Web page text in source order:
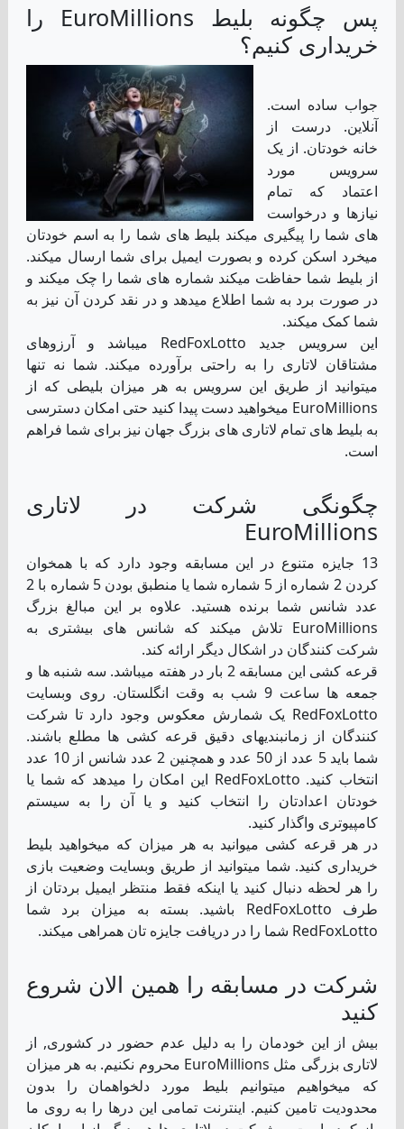
پس چگونه بلیط EuroMillions را
خریداری کنیم؟
جواب ساده است.
آنلاین. درست از
خانه خودتان. از یک
سرویس مورد
اعتماد که تمام
نیازها و درخواست
های شما را پیگیری میکند بلیط های شما را به اسم خودتان
میخرد اسکن کرده و بصورت ایمیل برای شما ارسال میکند.
از بلیط شما حفاظت میکند شماره های شما را چک میکند و
در صورت برد به شما اطلاع میدهد و در نقد کردن آن نیز به
شما کمک میکند.
این سرویس جدید RedFoxLotto میباشد و آرزوهای
مشتاقان لاتاری را به راحتی برآورده میکند. شما نه تنها
میتوانید از طریق این سرویس به هر میزان بلیطی که از
EuroMillions میخواهید دست پیدا کنید حتی امکان دسترسی
به بلیط های تمام لاتاری های بزرگ جهان نیز برای شما فراهم
است.
چگونگی شرکت در لاتاری
EuroMillions
13 جایزه متنوع در این مسابقه وجود دارد که با همخوان
کردن 2 شماره از 5 شماره شما یا منطبق بودن 5 شماره با 2
عدد شانس شما برنده هستید. علاوه بر این مبالغ بزرگ
EuroMillions تلاش میکند که شانس های بیشتری به
شرکت کنندگان در اشکال دیگر ارائه کند.
قرعه کشی این مسابقه 2 بار در هفته میباشد. سه شنبه ها و
جمعه ها ساعت 9 شب به وقت انگلستان. روی وبسایت
RedFoxLotto یک شمارش معکوس وجود دارد تا شرکت
کنندگان از زمانبندیهای دقیق قرعه کشی ها مطلع باشند.
شما باید 5 عدد از 50 عدد و همچنین 2 عدد شانس از 10 عدد
انتخاب کنید. RedFoxLotto این امکان را میدهد که شما یا
خودتان اعدادتان را انتخاب کنید و یا آن را به سیستم
کامپیوتری واگذار کنید.
در هر قرعه کشی میوانید به هر میزان که میخواهید بلیط
خریداری کنید. شما میتوانید از طریق وبسایت وضعیت بازی
را هر لحظه دنبال کنید یا اینکه فقط منتظر ایمیل بردتان از
طرف RedFoxLotto باشید. بسته به میزان برد شما
RedFoxLotto شما را در دریافت جایزه تان همراهی میکند.
شرکت در مسابقه را همین الان شروع
کنید
بیش از این خودمان را به دلیل عدم حضور در کشوری, از
لاتاری بزرگی مثل EuroMillions محروم نکنیم. به هر میزان
که میخواهیم میتوانیم بلیط مورد دلخواهمان را بدون
محدودیت تامین کنیم. اینترنت تمامی این درها را به روی ما